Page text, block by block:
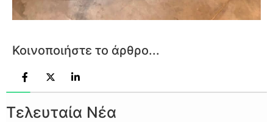
Κοινοποιήστε το άρθρο...
Τελευταία Νέα